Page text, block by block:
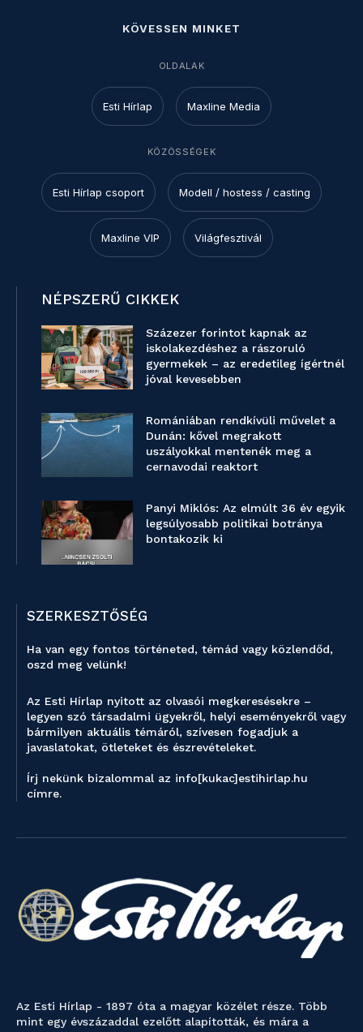
KÖVESSEN MINKET
OLDALAK
Esti Hírlap Maxline Media
KÖZÖSSÉGEK
Esti Hírlap csoport Modell / hostess / casting
Maxline VIP Világfesztivál
NÉPSZERŰ CIKKEK
Százezer forintot kapnak az
iskolakezdéshez a rászoruló
gyermekek – az eredetileg ígértnél
jóval kevesebben
Romániában rendkívüli művelet a
Dunán: kővel megrakott
uszályokkal mentenék meg a
cernavodai reaktort
Panyi Miklós: Az elmúlt 36 év egyik
legsúlyosabb politikai botránya
bontakozik ki
SZERKESZTŐSÉG
Ha van egy fontos történeted, témád vagy közlendőd,
oszd meg velünk!
Az Esti Hírlap nyitott az olvasói megkeresésekre –
legyen szó társadalmi ügyekről, helyi eseményekről vagy
bármilyen aktuális témáról, szívesen fogadjuk a
javaslatokat, ötleteket és észrevételeket.
Írj nekünk bizalommal az info[kukac]estihirlap.hu
címre.
Az Esti Hírlap - 1897 óta a magyar közélet része. Több
mint egy évszázaddal ezelőtt alapították, és mára a